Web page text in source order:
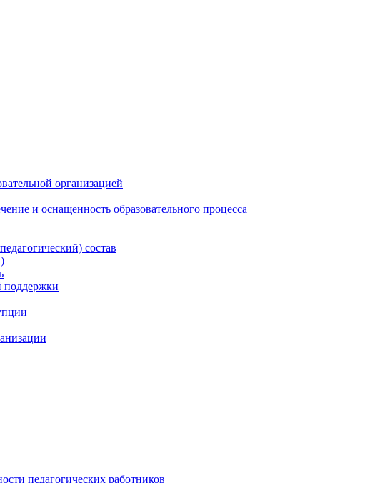
организацией
и оснащенность образовательного процесса
состав
поддержки
педагогических работников